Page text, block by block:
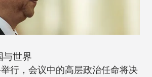
与世界
行，会议中的高层政治任命将决